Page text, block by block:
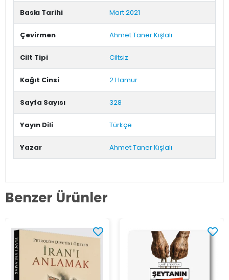
Baskı Tarihi Mart 2021
Çevirmen Ahmet Taner Kışlalı
Cilt Tipi Ciltsiz
Kağıt Cinsi 2.Hamur
Sayfa Sayısı 328
Yayın Dili Türkçe
Yazar Ahmet Taner Kışlalı
Benzer Ürünler